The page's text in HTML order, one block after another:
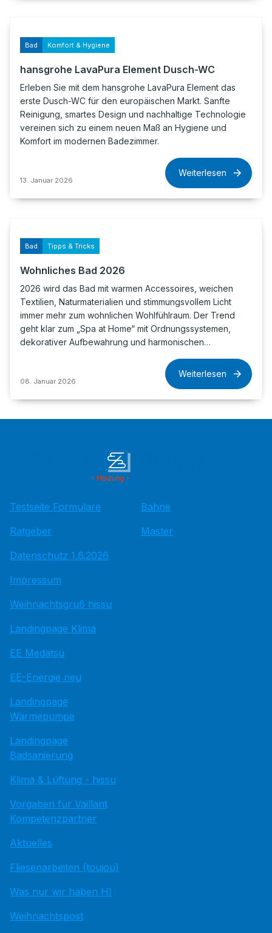
Bad Komfort & Hygiene
hansgrohe LavaPura Element Dusch-WC
Erleben Sie mit dem hansgrohe LavaPura Element das
erste Dusch-WC für den europäischen Markt. Sanfte
Reinigung, smartes Design und nachhaltige Technologie
vereinen sich zu einem neuen Maß an Hygiene und
Komfort im modernen Badezimmer.
13. Januar 2026
Weiterlesen
Bad Tipps & Tricks
Wohnliches Bad 2026
2026 wird das Bad mit warmen Accessoires, weichen
Textilien, Naturmaterialien und stimmungsvollem Licht
immer mehr zum wohnlichen Wohlfühlraum. Der Trend
geht klar zum „Spa at Home“ mit Ordnungssystemen,
dekorativer Aufbewahrung und harmonischen…
08. Januar 2026
Weiterlesen
Testseite Formulare
Ratgeber
Datenschutz 1.6.2026
Impressum
Weihnachtsgruß hissu
Landingpage Klima
EE Medatsu
EE-Energie neu
Landingpage
Wärmepumpe
Landingpage
Badsanierung
Klima & Lüftung - hissu
Vorgaben für Vaillant
Kompetenzpartner
Aktuelles
Fliesenarbeiten (toujou)
Was nur wir haben HI
Weihnachtspost
Bahne
Master